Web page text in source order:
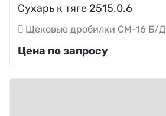
Сухарь к тяге 2515.0.6
Щековые дробилки СМ-16 Б/Д
Цена по запросу